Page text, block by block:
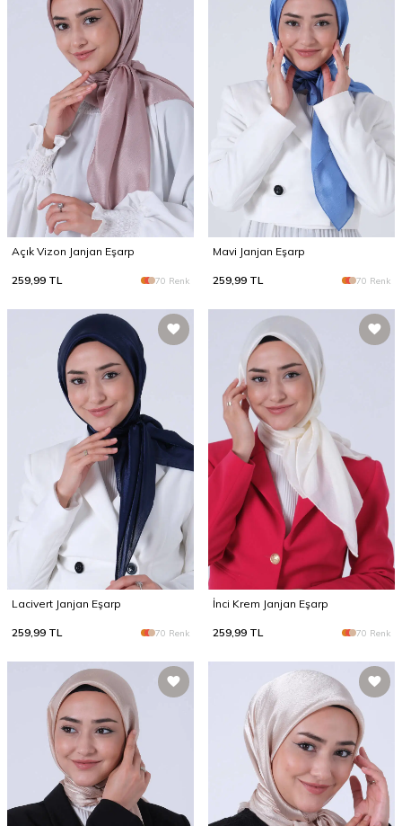
Açık Vizon Janjan Eşarp
259,99 TL 70 Renk
Mavi Janjan Eşarp
259,99 TL 70 Renk
Lacivert Janjan Eşarp
259,99 TL 70 Renk
İnci Krem Janjan Eşarp
259,99 TL 70 Renk